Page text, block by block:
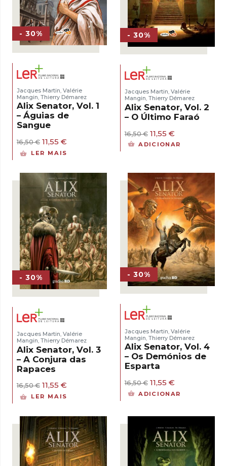
- 30%
Jacques Martin Valérie
Mangin Thierry Démarez
Alix Senator, Vol. 1
– Águias de
Sangue
16,50€ O
preço
original
16,50 €.
11,55 €
11,55 €.
LER MAIS
- 30%
Jacques Martin, Valérie
Mangin, Thierry Démarez
Alix Senator, Vol. 2
– O Último Faraó
16,50€ O
preço
11,55 €O
preço
ADICIONAR
- 30%
Jacques Martin Valérie
Mangin Thierry Démarez
Alix Senator, Vol. 3
– A Conjura das
Rapaces
16,50€ O
preço
16,50 €.
11,55 €
11,55 €.
LER MAIS
- 30%
Jacques Martin Valérie
Mangin Thierry Démarez
Alix Senator, Vol. 4
– Os Demónios de
Esparta
16,50€ O
preço
original
16,50 €.
11,55 €O
preço
atual
11,55 €.
ADICIONAR